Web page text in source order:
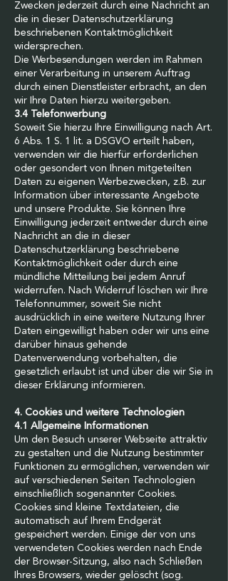
Zwecken jederzeit durch eine Nachricht an
die in dieser Datenschutzerklärung
beschriebenen Kontaktmöglichkeit
widersprechen.
Die Werbesendungen werden im Rahmen
einer Verarbeitung in unserem Auftrag
durch einen Dienstleister erbracht, an den
wir Ihre Daten hierzu weitergeben.
3.4 Telefonwerbung
Soweit Sie hierzu Ihre Einwilligung nach Art.
6 Abs. 1 S. 1 lit. a DSGVO erteilt haben,
verwenden wir die hierfür erforderlichen
oder gesondert von Ihnen mitgeteilten
Daten zu eigenen Werbezwecken, z.B. zur
Information über interessante Angebote
und unsere Produkte. Sie können Ihre
Einwilligung jederzeit entweder durch eine
Nachricht an die in dieser
Datenschutzerklärung beschriebene
Kontaktmöglichkeit oder durch eine
mündliche Mitteilung bei jedem Anruf
widerrufen. Nach Widerruf löschen wir Ihre
Telefonnummer, soweit Sie nicht
ausdrücklich in eine weitere Nutzung Ihrer
Daten eingewilligt haben oder wir uns eine
darüber hinaus gehende
Datenverwendung vorbehalten, die
gesetzlich erlaubt ist und über die wir Sie in
dieser Erklärung informieren.
4. Cookies und weitere Technologien
4.1 Allgemeine Informationen
Um den Besuch unserer Webseite attraktiv
zu gestalten und die Nutzung bestimmter
Funktionen zu ermöglichen, verwenden wir
auf verschiedenen Seiten Technologien
einschließlich sogenannter Cookies.
Cookies sind kleine Textdateien, die
automatisch auf Ihrem Endgerät
gespeichert werden. Einige der von uns
verwendeten Cookies werden nach Ende
der Browser-Sitzung, also nach Schließen
Ihres Browsers, wieder gelöscht (sog.